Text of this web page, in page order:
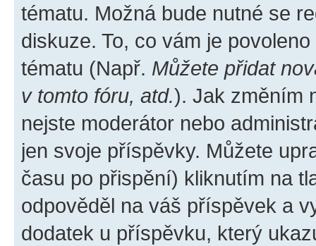
tématu. Možná bude nutné se
diskuze. To, co vám je
tématu (Např. Můžete přidat
v tomto fóru, atd.). Jak změním
nejste moderátor nebo
jen svoje příspěvky. Můžete
času po přispění) kliknutím na
odpověděl na váš příspěvek a
dodatek u příspěvku, který